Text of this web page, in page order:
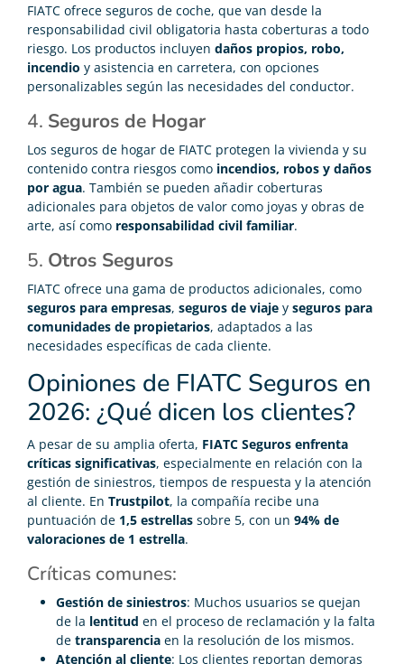
FIATC ofrece seguros de coche, que van desde la
responsabilidad civil obligatoria hasta coberturas a todo
riesgo. Los productos incluyen daños propios, robo,
incendio y asistencia en carretera, con opciones
personalizables según las necesidades del conductor.
4. Seguros de Hogar
Los seguros de hogar de FIATC protegen la vivienda y su
contenido contra riesgos como incendios, robos y daños
por agua. También se pueden añadir coberturas
adicionales para objetos de valor como joyas y obras de
arte, así como responsabilidad civil familiar.
5. Otros Seguros
FIATC ofrece una gama de productos adicionales, como
seguros para empresas, seguros de viaje y seguros para
comunidades de propietarios, adaptados a las
necesidades específicas de cada cliente.
Opiniones de FIATC Seguros en
2026: ¿Qué dicen los clientes?
A pesar de su amplia oferta, FIATC Seguros enfrenta
críticas significativas, especialmente en relación con la
gestión de siniestros, tiempos de respuesta y la atención
al cliente. En Trustpilot, la compañía recibe una
puntuación de 1,5 estrellas sobre 5, con un 94% de
valoraciones de 1 estrella.
Críticas comunes:
Gestión de siniestros: Muchos usuarios se quejan
de la lentitud en el proceso de reclamación y la falta
de transparencia en la resolución de los mismos.
Atención al cliente: Los clientes reportan demoras